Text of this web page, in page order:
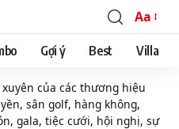
Font
Resizer
Aa
Gợi ý Best Villa
của các thương hiệu
sân golf, hàng không,
gala, tiệc cưới, hội nghị, sự